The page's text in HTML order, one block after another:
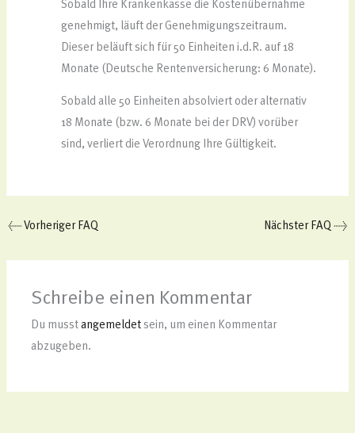
Sobald Ihre Krankenkasse die Kostenübernahme
genehmigt, läuft der Genehmigungszeitraum.
Dieser beläuft sich für 50 Einheiten i.d.R. auf 18
Monate (Deutsche Rentenversicherung: 6 Monate).
Sobald alle 50 Einheiten absolviert oder alternativ
18 Monate (bzw. 6 Monate bei der DRV) vorüber
sind, verliert die Verordnung Ihre Gültigkeit.
←Vorheriger FAQ Nächster FAQ→
Schreibe einen Kommentar
Du musstangemeldet sein, um einen Kommentar
abzugeben.